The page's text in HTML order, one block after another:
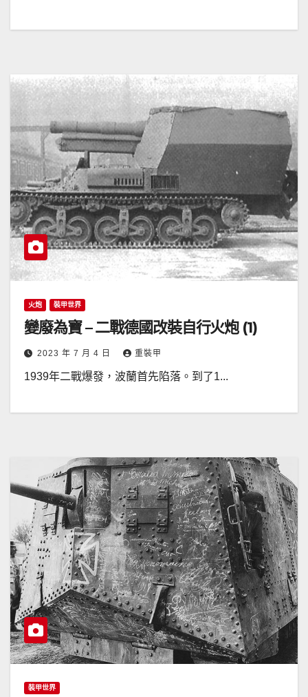
火炮 裝甲世界
變廢為寶 – 二戰德國改裝自行火炮 (1)
2023 年 7 月 4 日 重裝甲
1939年二戰爆發，波蘭首先陷落。到了1...
裝甲世界